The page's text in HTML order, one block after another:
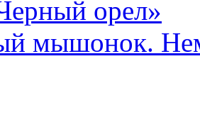
орел»
мышонок.